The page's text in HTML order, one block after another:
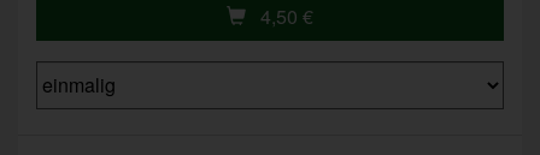
4,50 €